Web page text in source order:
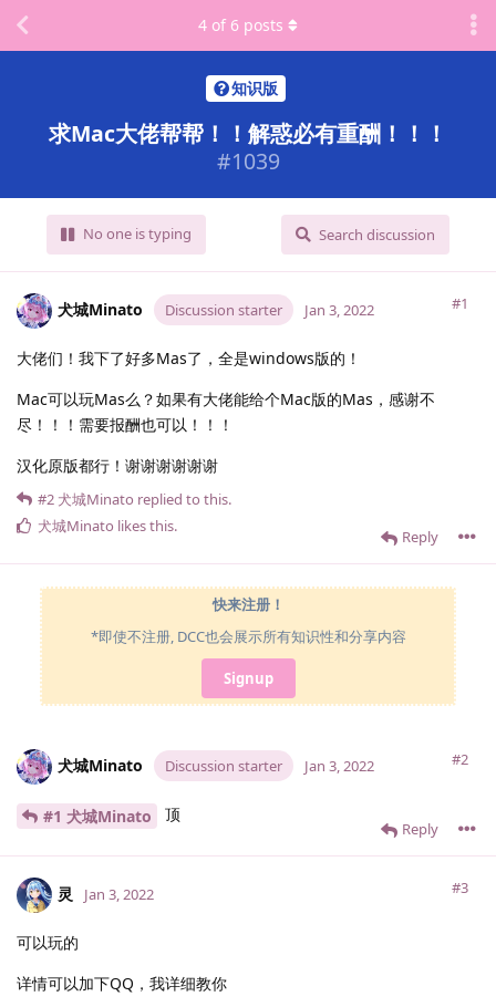
知识版
求Mac大佬帮帮！！解惑必有重酬！！！
#1039
No one is typing Search discussion
4 of 6 posts
犬城Minato Discussion starter #1
Jan 3, 2022
大佬们！我下了好多Mas了，全是windows版的！
Mac可以玩Mas么？如果有大佬能给个Mac版的Mas，感谢不
尽！！！需要报酬也可以！！！
汉化原版都行！谢谢谢谢谢谢
Reply
#2 犬城Minato replied to this.
犬城Minato likes this.
快来注册！
*即使不注册, DCC也会展示所有知识性和分享内容
Signup
犬城Minato Discussion starter #2
Jan 3, 2022
#1 犬城Minato 顶
Reply
灵 #3
Jan 3, 2022
可以玩的
详情可以加下QQ，我详细教你